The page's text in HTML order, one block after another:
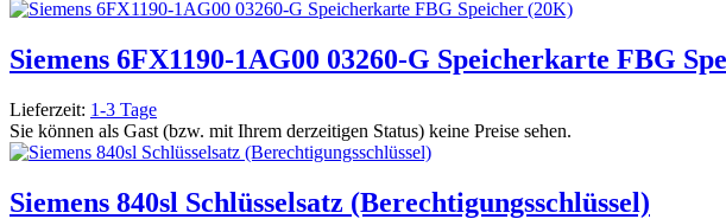
Siemens 6FX1190-1AG00 03260-G Speicherkarte FBG
Lieferzeit: 1-3 Tage
Sie können als Gast (bzw. mit Ihrem derzeitigen Status) keine Preise sehen.
Siemens 840sl Schlüsselsatz (Berechtigungsschlüssel)